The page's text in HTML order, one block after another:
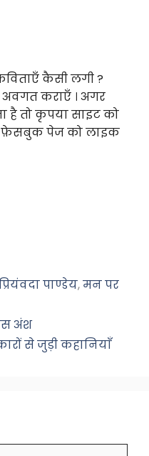
कैसी लगी ?
कराएँ । अगर
है तो कृपया साइट को
फ़ेसबुक पेज को लाइक
पाण्डेय,मन पर
अंश
से जुड़ी कहानियाँ